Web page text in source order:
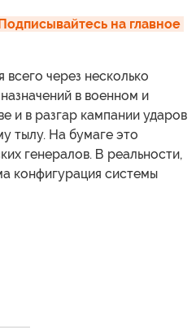
на главное
через несколько
в военном и
и в разгар кампании ударов
тылу. На бумаге это
генералов. В реальности,
конфигурация системы